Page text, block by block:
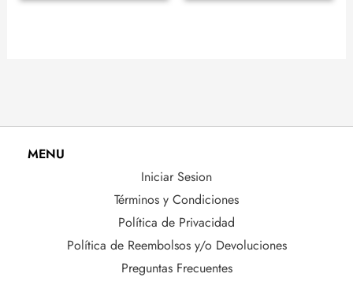
MENU
Iniciar Sesion
Términos y Condiciones
Política de Privacidad
Política de Reembolsos y/o Devoluciones
Preguntas Frecuentes